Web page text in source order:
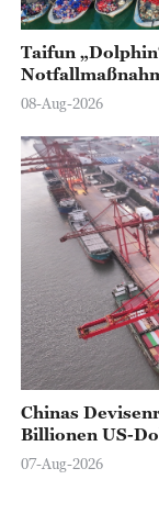
Taifun
08-Aug-2026
Chinas
Billionen US-
07-Aug-2026